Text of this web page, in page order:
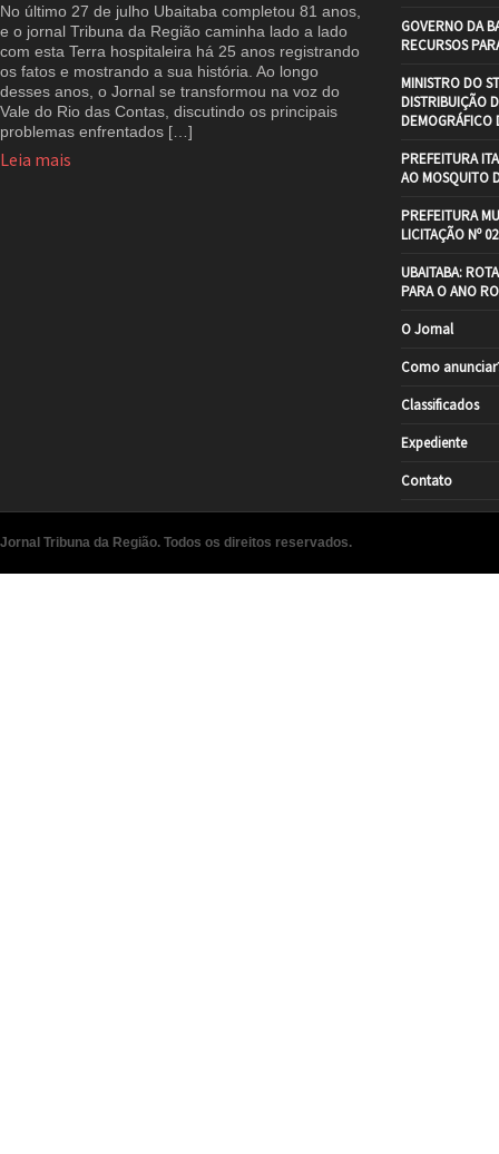
No último 27 de julho Ubaitaba completou 81 anos,
e o jornal Tribuna da Região caminha lado a lado
com esta Terra hospitaleira há 25 anos registrando
os fatos e mostrando a sua história. Ao longo
desses anos, o Jornal se transformou na voz do
Vale do Rio das Contas, discutindo os principais
problemas enfrentados […]
Leia mais
GOVERNO DA
RECURSOS
MINISTRO DO
DISTRIBUIÇÃO
DEMOGRÁFICO
PREFEITURA
AO MOSQUITO
PREFEITURA
LICITAÇÃO Nº
UBAITABA:
PARA O ANO
O Jornal
Como
Classificados
Expediente
Contato
Jornal Tribuna da Região. Todos os direitos reservados.